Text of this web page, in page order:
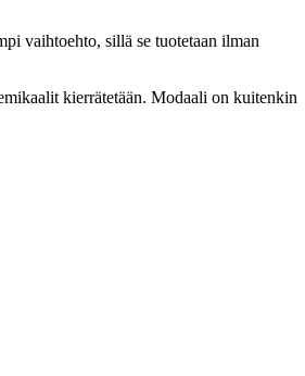
vaihtoehto, sillä se tuotetaan ilman
kierrätetään. Modaali on kuitenkin